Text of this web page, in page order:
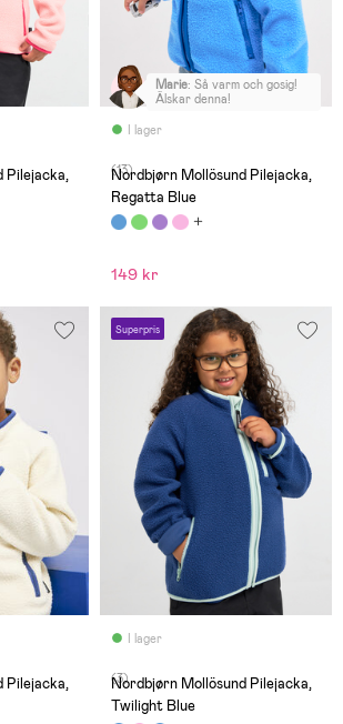
Pilejacka,
I lager
Marie: Så varm och gosig!
Älskar denna!
(13)
Nordbjørn Mollösund Pilejacka,
Regatta Blue
149 kr
Pilejacka,
Superpris
I lager
(3)
Nordbjørn Mollösund Pilejacka,
Twilight Blue